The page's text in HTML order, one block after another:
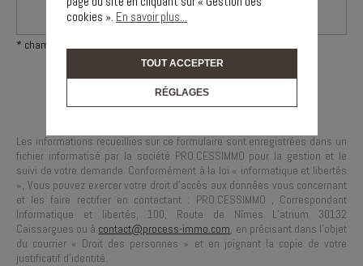
* champs obligatoires
Les informations recueillies sur ce formulaire sont enregistrées dans un
fichier informatisé par la société PRO.CESSIMMO pour la gestion et le
suivi de votre demande. Conformément à la loi « informatique et libertés
», Vous pouvez exercer votre droit d'accès aux données vous concernant
et les faire rectifier en contactant : PRO.CESSIMMO , Correspondant
Informatique et libertés, 100, Route de Nîmes L’atrium 30132
Caissargues ou à contact@process-immo.com, en précisant dans l’objet
du courrier « Droit des personnes » et en joignant la copie de votre
justificatif d’identité.
cookies ». En savoir plus...
TOUT ACCEPTER
RÉGLAGES